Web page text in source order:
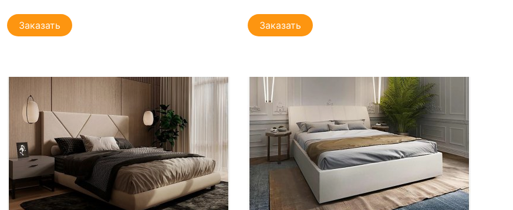
Заказать Заказать